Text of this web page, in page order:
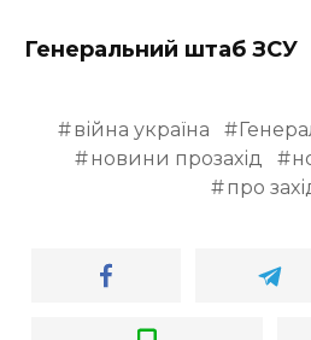
Генеральний штаб ЗСУ
війна україна
новини прозахід
про